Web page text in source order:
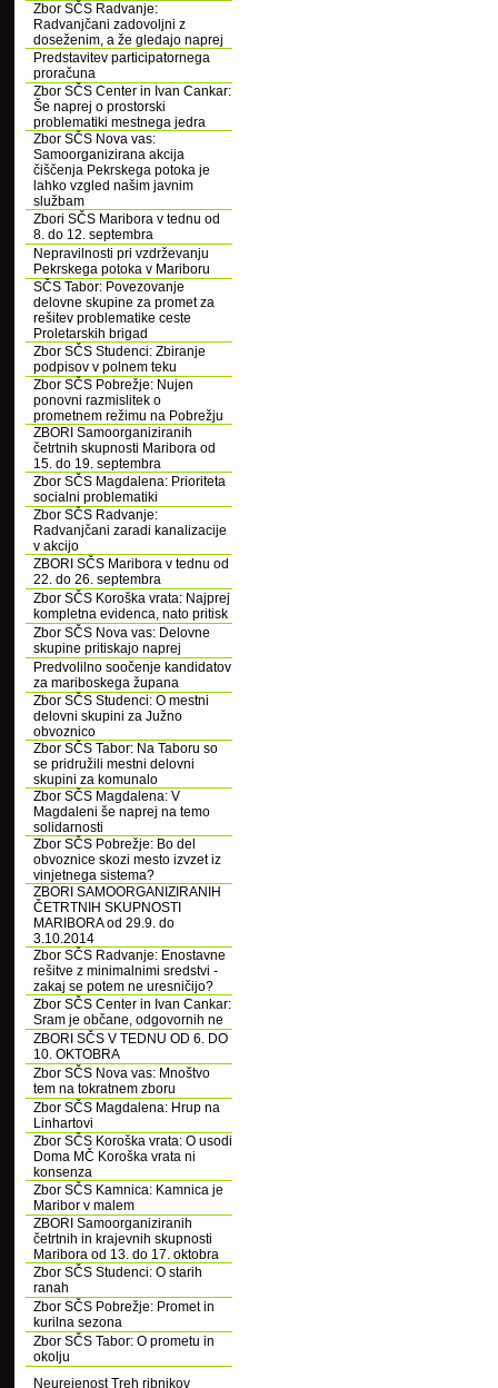
Zbor SČS Radvanje:
Radvanjčani zadovoljni z
doseženim, a že gledajo naprej
Predstavitev participatornega
proračuna
Zbor SČS Center in Ivan Cankar:
Še naprej o prostorski
problematiki mestnega jedra
Zbor SČS Nova vas:
Samoorganizirana akcija
čiščenja Pekrskega potoka je
lahko vzgled našim javnim
službam
Zbori SČS Maribora v tednu od
8. do 12. septembra
Nepravilnosti pri vzdrževanju
Pekrskega potoka v Mariboru
SČS Tabor: Povezovanje
delovne skupine za promet za
rešitev problematike ceste
Proletarskih brigad
Zbor SČS Studenci: Zbiranje
podpisov v polnem teku
Zbor SČS Pobrežje: Nujen
ponovni razmislitek o
prometnem režimu na Pobrežju
ZBORI Samoorganiziranih
četrtnih skupnosti Maribora od
15. do 19. septembra
Zbor SČS Magdalena: Prioriteta
socialni problematiki
Zbor SČS Radvanje:
Radvanjčani zaradi kanalizacije
v akcijo
ZBORI SČS Maribora v tednu od
22. do 26. septembra
Zbor SČS Koroška vrata: Najprej
kompletna evidenca, nato pritisk
Zbor SČS Nova vas: Delovne
skupine pritiskajo naprej
Predvolilno soočenje kandidatov
za mariboskega župana
Zbor SČS Studenci: O mestni
delovni skupini za Južno
obvoznico
Zbor SČS Tabor: Na Taboru so
se pridružili mestni delovni
skupini za komunalo
Zbor SČS Magdalena: V
Magdaleni še naprej na temo
solidarnosti
Zbor SČS Pobrežje: Bo del
obvoznice skozi mesto izvzet iz
vinjetnega sistema?
ZBORI SAMOORGANIZIRANIH
ČETRTNIH SKUPNOSTI
MARIBORA od 29.9. do
3.10.2014
Zbor SČS Radvanje: Enostavne
rešitve z minimalnimi sredstvi -
zakaj se potem ne uresničijo?
Zbor SČS Center in Ivan Cankar:
Sram je občane, odgovornih ne
ZBORI SČS V TEDNU OD 6. DO
10. OKTOBRA
Zbor SČS Nova vas: Mnoštvo
tem na tokratnem zboru
Zbor SČS Magdalena: Hrup na
Linhartovi
Zbor SČS Koroška vrata: O usodi
Doma MČ Koroška vrata ni
konsenza
Zbor SČS Kamnica: Kamnica je
Maribor v malem
ZBORI Samoorganiziranih
četrtnih in krajevnih skupnosti
Maribora od 13. do 17. oktobra
Zbor SČS Studenci: O starih
ranah
Zbor SČS Pobrežje: Promet in
kurilna sezona
Zbor SČS Tabor: O prometu in
okolju
Neurejenost Treh ribnikov